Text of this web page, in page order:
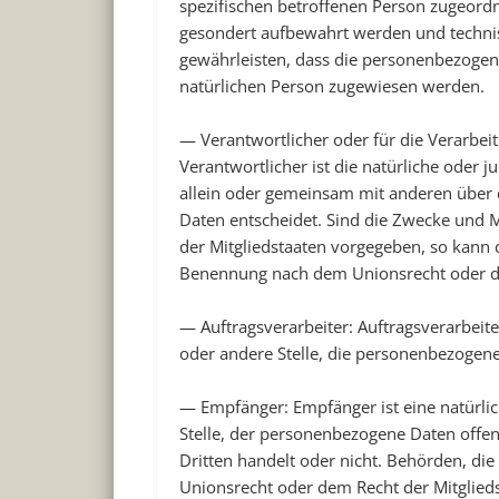
spezifischen betroffenen Person
gesondert aufbewahrt werden und
gewährleisten, dass die
natürlichen Person zugewiesen werden.
— Verantwortlicher oder für die
Verantwortlicher ist die natürliche oder
allein oder gemeinsam mit anderen
Daten entscheidet. Sind die Zwecke und
der Mitgliedstaaten vorgegeben, so
Benennung nach dem Unionsrecht oder
— Auftragsverarbeiter:
oder andere Stelle, die
— Empfänger: Empfänger ist eine
Stelle, der personenbezogene Daten
Dritten handelt oder nicht. Behörden,
Unionsrecht oder dem Recht der